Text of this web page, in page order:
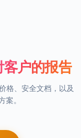
户的报告
格、安全文档，以及
案。